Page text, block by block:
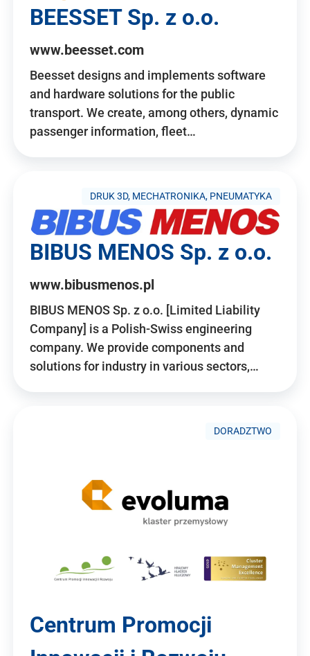
BEESSET Sp. z o.o.
www.beesset.com
Beesset designs and implements software
and hardware solutions for the public
transport. We create, among others, dynamic
passenger information, fleet…
DRUK 3D, MECHATRONIKA, PNEUMATYKA
BIBUS MENOS Sp. z o.o.
www.bibusmenos.pl
BIBUS MENOS Sp. z o.o. [Limited Liability
Company] is a Polish-Swiss engineering
company. We provide components and
solutions for industry in various sectors,…
DORADZTWO
Centrum Promocji